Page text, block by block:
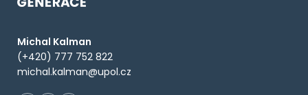
Michal Kalman
(+420) 777 752 822
michal.kalman@upol.cz